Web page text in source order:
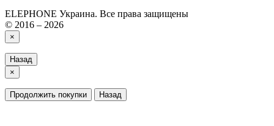
ELEPHONE Украина. Все права защищены
© 2016 – 2026
×
Назад
×
Продолжить покупки Назад